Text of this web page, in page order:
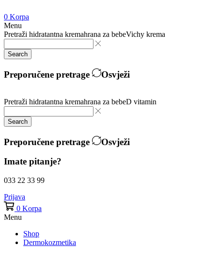
0 Korpa
Menu
Pretraži hidratantna kremahrana za bebeVichy krema
Search
Preporučene pretrage Osvježi
Pretraži hidratantna kremahrana za bebeD vitamin
Search
Preporučene pretrage
Osvježi
Imate pitanje?
033 22 33 99
Prijava
0 Korpa
Menu
Shop
Dermokozmetika